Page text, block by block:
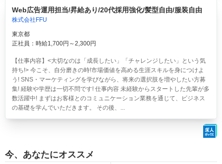
Web広告運用担当/昇給あり/20代採用強化/髪型自由/服装自由
株式会社FFU
東京都
正社員：時給1,700円～2,300円
【仕事内容】<大切なのは「成長したい」「チャレンジしたい」という気
持ち!> 今こそ、自分磨きの時!市場価値を高める生涯スキルを身につけよ
う! SNS・マーケティングを学びながら、将来の選択肢を増やしたい方募
集! 経験や学歴は一切不問です! 仕事内容 未経験からスタートした先輩が多
数活躍中! まずはお客様とのコミュニケーション業務を通じて、ビジネス
の基礎を学んでいただきます。 その後、...
今、あなたにオススメ